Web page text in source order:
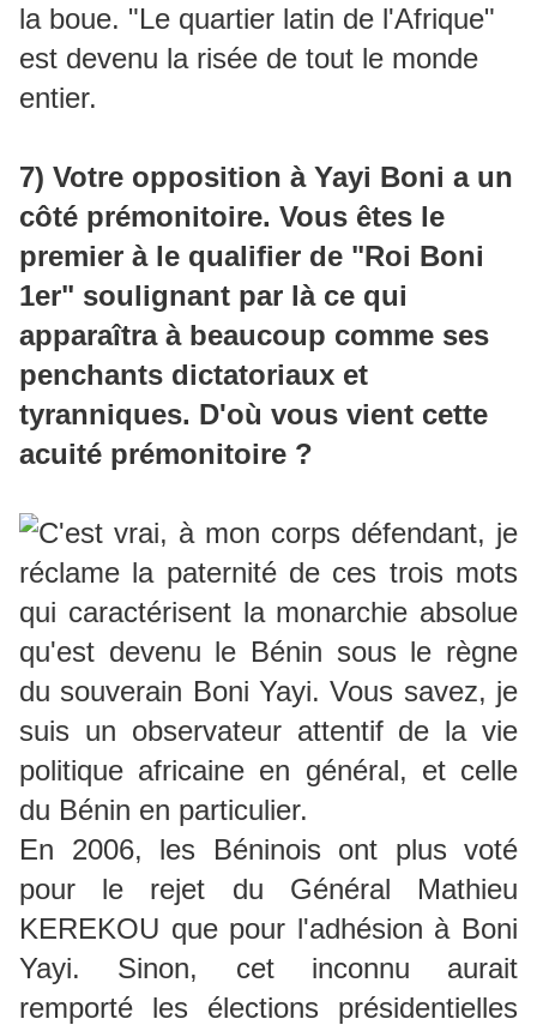
la boue. "Le quartier latin de l'Afrique"
est devenu la risée de tout le monde
entier.
7) Votre opposition à Yayi Boni a un
côté prémonitoire. Vous êtes le
premier à le qualifier de "Roi Boni
1er" soulignant par là ce qui
apparaîtra à beaucoup comme ses
penchants dictatoriaux et
tyranniques. D'où vous vient cette
acuité prémonitoire ?
C'est vrai, à mon corps défendant, je
réclame la paternité de ces trois mots
qui caractérisent la monarchie absolue
qu'est devenu le Bénin sous le règne
du souverain Boni Yayi. Vous savez, je
suis un observateur attentif de la vie
politique africaine en général, et celle
du Bénin en particulier.
En 2006, les Béninois ont plus voté
pour le rejet du Général Mathieu
KEREKOU que pour l'adhésion à Boni
Yayi. Sinon, cet inconnu aurait
remporté les élections présidentielles